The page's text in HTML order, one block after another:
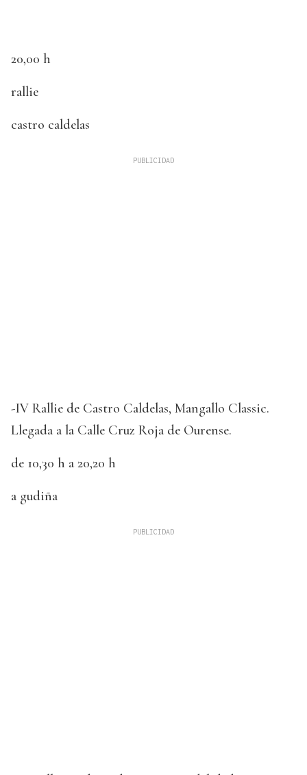
20,00 h
rallie
castro caldelas
-IV Rallie de Castro Caldelas, Mangallo Classic.
Llegada a la Calle Cruz Roja de Ourense.
de 10,30 h a 20,20 h
a gudiña